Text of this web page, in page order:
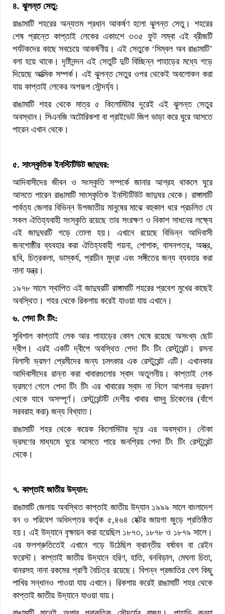
৪. ঝুলন্ত সেতু:
রাঙামাটি শহরের অন্যতম প্রধান আকর্ষণ হলো ঝুলন্ত সেতু। শহরের
শেষ প্রান্তে কাপ্তাই লেকের একাংশে ৩৩৫ ফুট লম্বা এই ব্রীজটি
পর্যটকদের কাছে সবচেয়ে আকর্ষণীয়। এই সেতুকে ‘সিম্বল অব রাঙামাটি’
বলা হয়ে থাকে। দৃষ্টিনন্দন এই সেতুটি দুটি বিচ্ছিন্ন পাহাড়ের মধ্যে গড়ে
দিয়েছে আত্মিক সম্পর্ক। এই ঝুলন্ত সেতুর ওপর থেকেই অবলোকন করা
যায় কাপ্তাই লেকের অপরূপ সৌন্দর্য্য।
রাঙামাটি শহর থেকে মাত্র ৫ কিলোমিটার দূরেই এই ঝুলন্ত সেতুর
অবস্থান। সিএনজি অটোরিকশা বা প্রাইভেট জিপ ভাড়া করে ঘুরে আসতে
পারেন এখান থেকে।
৫. সাংস্কৃতিক ইনস্টিটিউট জাদুঘর:
আদিবাসীদের জীবন ও সংস্কৃতি সম্পর্কে জানার আগ্রহ থাকলে ঘুরে
আসতে পারেন রাঙামাটি সাংস্কৃতিক ইনস্টিটিউট জাদুঘর থেকে। রাঙ্গামাটি
পার্বত্য জেলার বিভিন্ন উপজাতীয় মানুষের মাঝে বহুকাল ধরে প্রচলিত যে
সকল ঐতিহ্যবাহী সংস্কৃতি রয়েছে তার সংরক্ষণ ও বিকাশ সাধনের লক্ষ্যে
এই জাদুঘরটি গড়ে তোলা হয়। এখানে রয়েছে বিভিন্ন আদিবাসী
জনগোষ্ঠীর ব্যবহার করা ঐতিহ্যবাহী গয়না, পোশাক, বাসনপত্র, অস্ত্র,
ছবি, চিত্রকলা, ভাস্কর্য, প্রাচীন মুদ্রা এবং সঙ্গীতের জন্য ব্যবহার করা
নানা যন্ত্র।
১৯৭৮ সালে স্থাপিত এই জাদুঘরটি রাঙ্গামাটি শহরের প্রবেশ মুখের কাছেই
অবস্থিত। শহর থেকে রিকশায় করেই যাওয়া যায় এখানে।
৬. পেদা টিং টিং:
সুবিশাল কাপ্তাই লেক আর পাহাড়ের কোল ঘেষে রয়েছে অসংখ্য ছোট
দ্বীপ। এরই একটি দ্বীপে অবস্থিত পেদা টিং টিং রেস্টুরেন্ট। রসনা
বিলাসী ভ্রমণ প্রেমীদের জন্য চমৎকার এক রেস্টুরেন্ট এটি। এখানকার
আদিবাসীদের রান্না করা খাবারগুলোর স্বাদ অতুলনীয়। কাপ্তাই লেক
ভ্রমণে গেলে পেদা টিং টিং এর খাবারের স্বাদ না নিলে আপনার ভ্রমণ
থেকে যাবে অসম্পূর্ণ। রেস্টুরেন্টটি দেশীয় খাবার বাম্বু চিকেনের (বাঁশে
সরবরাহ করা) জন্য বিখ্যাত।
রাঙামাটি শহর থেকে কয়েক কিলোমিটার দূরে এর অবস্থান। নৌকা
ভ্রমণের মাধ্যমে ঘুরে আসতে পারে জনপ্রিয় পেদা টিং টিং রেস্টুরেন্ট
থেকে।
৭. কাপ্তাই জাতীয় উদ্যান:
রাঙামাটি জেলায় অবস্থিত কাপ্তাই জাতীয় উদ্যান ১৯৯৯ সালে বাংলাদেশ
বন ও পরিবেশ অধিদপ্তর কর্তৃক ৫,৪৬৪ হেক্টর জায়গা জুড়ে প্রতিষ্ঠিত
হয়। এই উদ্যানে বৃক্ষায়ন করা হয়েছিল ১৮৭৩, ১৮৭৮ ও ১৮৭৯ সালে।
এর ফলশ্রুতিতেই এখানে গড়ে উঠেছিল ক্রান্তীয় বর্ষাবন বা রেইন
ফরেস্ট। কাপ্তাই জাতীয় উদ্যানে হরিণ, হাতি, বনবিড়াল, মেঘলা চিতা,
বানরসহ নানা রকমের প্রাণী বৈচিত্র রয়েছে। বিপন্ন প্রজাতির বেশ কিছু
পাখির সন্ধানও পাওয়া যায় এখানে। রিকশায় করেই রাঙামাটি শহর থেকে
কাপ্তাই জাতীয় উদ্যানে যাওয়া যায়।